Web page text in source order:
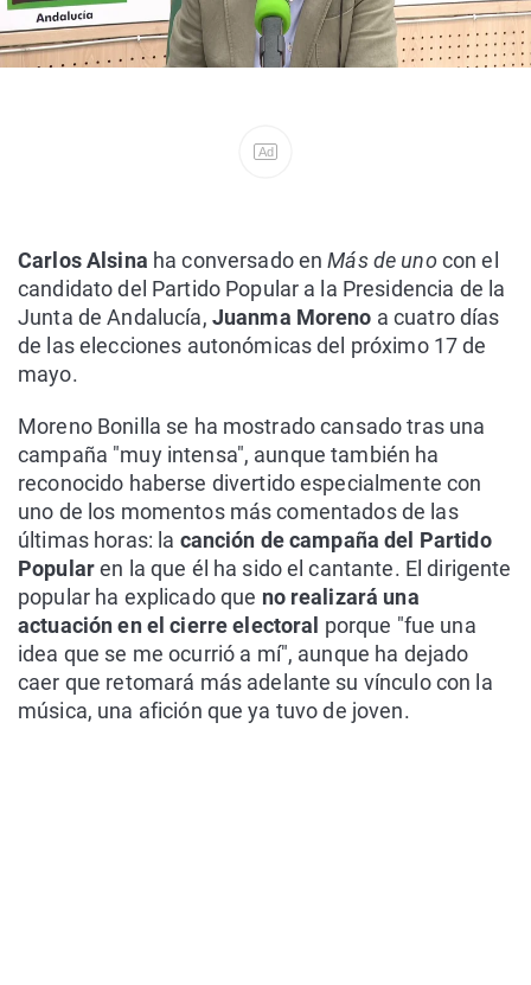
Ad
Carlos Alsina ha conversado enMás de unocon el
candidato del Partido Popular a la Presidencia de la
Junta de Andalucía, Juanma Moreno a cuatro días
de las elecciones autonómicas del próximo 17 de
mayo.
Moreno Bonilla se ha mostrado cansado tras una
campaña "muy intensa", aunque también ha
reconocido haberse divertido especialmente con
uno de los momentos más comentados de las
últimas horas: la canción de campaña del Partido
Popularen la que él ha sido el cantante. El dirigente
popular ha explicado que no realizará una
actuación en el cierre electoral porque "fue una
idea que se me ocurrió a mí", aunque ha dejado
caer que retomará más adelante su vínculo con la
música, una afición que ya tuvo de joven.